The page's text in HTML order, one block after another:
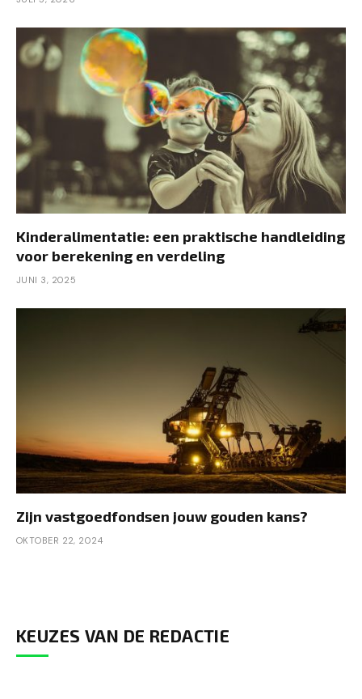
Kinderalimentatie: een praktische handleiding
voor berekening en verdeling
JUNI 3, 2025
Zijn vastgoedfondsen jouw gouden kans?
OKTOBER 22, 2024
KEUZES VAN DE REDACTIE